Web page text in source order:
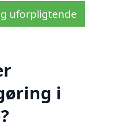
uforpligtende
i